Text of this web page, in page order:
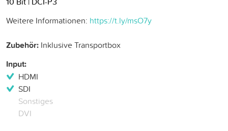
Weitere Informationen: https://t.ly/msO7y
Zubehör: Inklusive Transportbox
Input:
HDMI
SDI
Sonstiges
DVI